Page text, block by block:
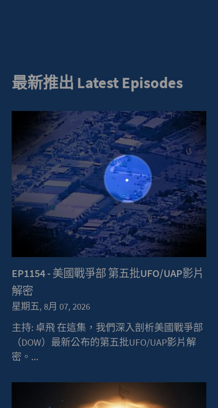
最新推出 Latest Episodes
EP1154 - 美國戰爭部 第五批UFO/UAP影片
解密
星期五, 8月 07, 2026
主持: 卓飛 在這集，我們深入剖析美國戰爭部
（DOW）最新公布的第五批UFO/UAP影片解
密。...